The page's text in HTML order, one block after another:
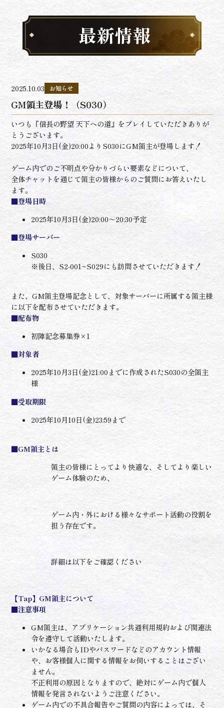
最新情報
2025.10.03 お知らせ
GM領主登場！（S030）
いつも『信長の野望 天下への道』をプレイしていただきありが
とうございます。
2025年10月3日(金)20:00よりS030にGM領主が登場します！
ゲーム内でのご不明点や分かりづらい要素などについて、
全体チャットを通じて領主の皆様からのご質問にお答えいたし
ます。
■登場日時
2025年10月3日(金)20:00～20:30予定
■登場サーバー
S030
※後日、S2-001~S029にも訪問させていただきます！
また、GM領主登場記念として、対象サーバーに所属する領主様
に以下を配布させていただきます。
■配布物
初陣記念募集券×1
■対象者
2025年10月3日(金)21:00までに作成されたS030の全領主
様
■受取期限
2025年10月10日(金)23:59まで
■GM領主とは
領主の皆様にとってより快適な、そしてより楽しい
ゲーム体験のため、
ゲーム内・外における様々なサポート活動の役割を
担う存在です。
詳細は以下をご確認ください
【Tap】 GM領主について
■注意事項
GM領主は、アプリケーション共通利用規約および関連法
令を遵守して活動いたします。
いかなる場合もIDやパスワードなどのアカウント情報
や、お客様個人に関する情報をお伺いすることはござい
ません。
不正利用の原因となりますので、絶対にゲーム内で個人
情報を発言されないようご注意ください。
ゲーム内での不具合報告やご質問の内容によっては、そ